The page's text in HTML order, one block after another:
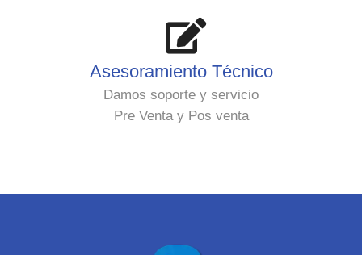
Asesoramiento Técnico
Damos soporte y servicio
Pre Venta y Pos venta